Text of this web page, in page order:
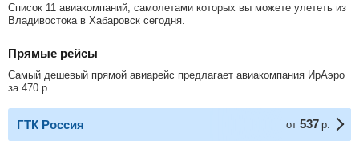
Список 11 авиакомпаний, самолетами которых вы можете улететь из
Владивостока в Хабаровск сегодня.
Прямые рейсы
Самый дешевый прямой авиарейс предлагает авиакомпания ИрАэро
за 470 р
ГТК Россия от 537 р.